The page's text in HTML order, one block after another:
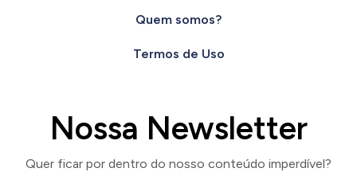
Quem somos?
Termos de Uso
Nossa Newsletter
Quer ficar por dentro do nosso conteúdo imperdível?